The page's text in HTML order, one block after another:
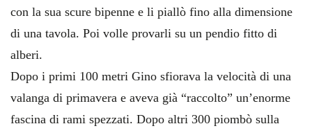
con la sua scure bipenne e li piallò fino alla dimensione
di una tavola. Poi volle provarli su un pendio fitto di
alberi.
Dopo i primi 100 metri Gino sfiorava la velocità di una
valanga di primavera e aveva già “raccolto” un’enorme
fascina di rami spezzati. Dopo altri 300 piombò sulla